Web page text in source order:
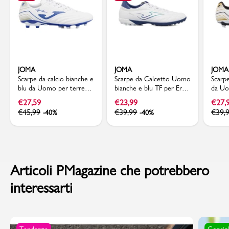
JOMA
Scarpe da calcio bianche e
blu da Uomo per terreni
erbosi FG Joma
€27,59
€45,99 -40%
JOMA
Scarpe da Calcetto Uomo
bianche e blu TF per Erba
Sintetica Joma
€23,99
€39,99 -40%
JOMA
da
2502
€
€
Articoli PMagazine che potrebbero
interessarti